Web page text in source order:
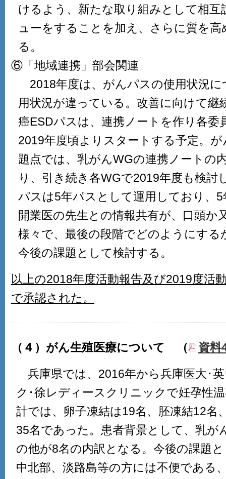
けるよう、新たな取り組みとして相
ューをすることを加え、さらに質を
る。
⑥「地域連携」部会関連
2018年度は、がんパスの使用状況に
用状況が違っている。改善に向けて継
癌ESDパスは、連携ノートを作り各委
2019年度頃よりスタートする予定。
題点では、乳がんWGの連携ノートの
り、引き続き各WGで2019年度も検討
パスは5年パスとして運用しており、
開業医の先生との情報共有が、口頭か
様々で、最後の段階でどのようにする
今後の課題として検討する。
以上の2018年度活動報告及び2019度活
で承認された。
（４）がん生殖医療について （
資料
兵庫県では、2016年から兵庫医大･
ク･徐レディースクリニックで妊孕性
計では、卵子凍結は19名、胚凍結12
35名であった。患者背景として、乳が
の他が8名の内訳となる。今後の課題
中北部、淡路島等の方には不便である